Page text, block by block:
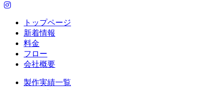
トップページ
新着情報
料金
フロー
会社概要
製作実績一覧